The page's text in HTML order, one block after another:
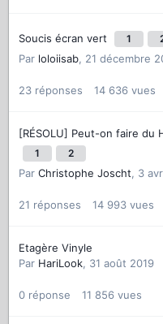
Soucis écran vert 1
Par loloiisab, 21 décembre
23 réponses 14 636 vues
[RÉSOLU] Peut-on faire du
1 2
Par Christophe Joscht, 3
21 réponses 14 993 vues
Etagère Vinyle
Par HariLook, 31 août 2019
0 réponse 11 856 vues